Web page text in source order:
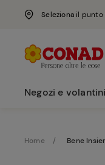
Seleziona il
Negozi e volantini
Home Bene